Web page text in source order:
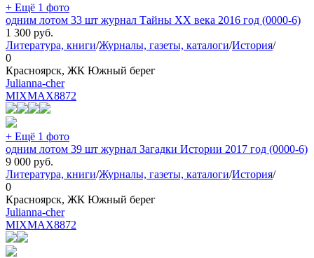
+ Ещё 1 фото
одним лотом 33 шт журнал Тайны XX века 2016 год (0000-6)
1 300 руб.
Литература, книги/Журналы, газеты, каталоги/История/
0
Красноярск, ЖК Южный берег
Julianna-cher
MIXMAX8872
+ Ещё 1 фото
одним лотом 39 шт журнал Загадки Истории 2017 год (0000-6)
9 000 руб.
Литература, книги/Журналы, газеты, каталоги/История/
0
Красноярск, ЖК Южный берег
Julianna-cher
MIXMAX8872